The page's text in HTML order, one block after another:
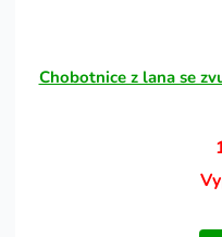
Chobotnice z lana se